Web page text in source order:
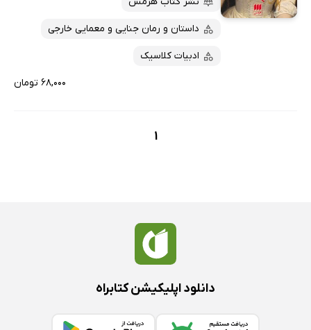
داستان و رمان جنایی و معمایی خارجی
ادبیات کلاسیک
۶۸,۰۰۰ تومان
1
دانلود اپلیکیشن کتابراه